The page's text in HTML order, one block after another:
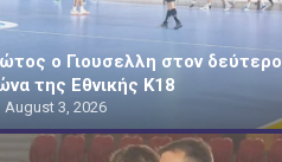
ο Γιουσελλη στον δεύτερο
της Εθνικής Κ18
August 3, 2026